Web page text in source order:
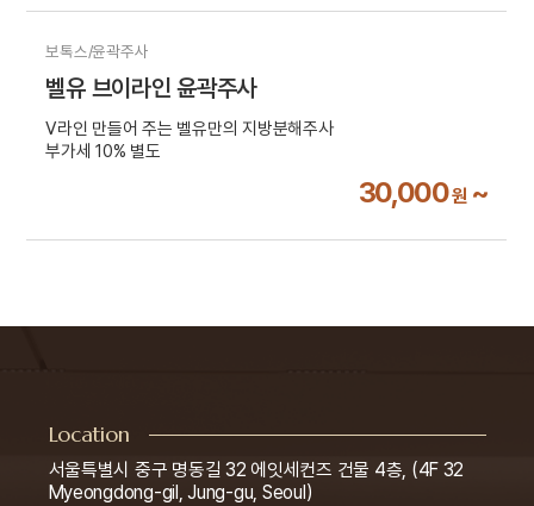
보톡스/윤곽주사
벨유 브이라인 윤곽주사
V라인 만들어 주는 벨유만의 지방분해주사
부가세 10% 별도
30,000원 ~
Location
서울특별시 중구 명동길 32 에잇세컨즈 건물 4층, (4F 32
Myeongdong-gil, Jung-gu, Seoul)